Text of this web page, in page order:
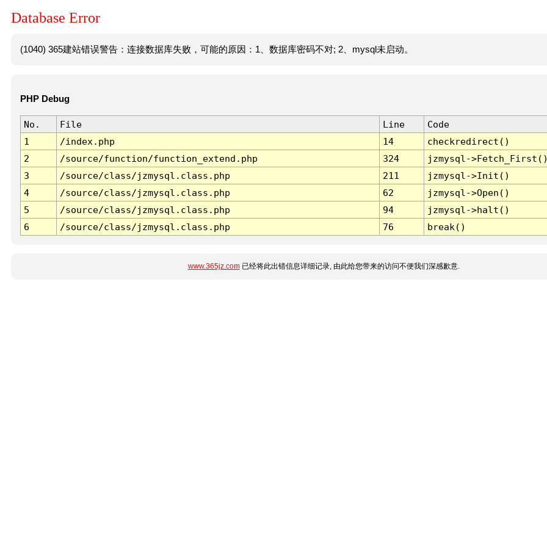
Database Error
(1040) 365建站错误警告：连接数据库失败，可能的原因：1、数据库密码不对; 2、mysql未启动。
PHP Debug
No. File Line
Code
1
/index.php 14
checkredirect()
2
/source/function/function_extend.php 324
jzmysql-
3
/source/class/jzmysql.class.php 211
jzmysql->Init()
4
/source/class/jzmysql.class.php 62
jzmysql->Open()
5
/source/class/jzmysql.class.php 94
jzmysql->halt()
6
/source/class/jzmysql.class.php 76 break()
www.365jz.com已经将此出错信息详细记录, 由此给您带来的访问不便我们深感歉意.